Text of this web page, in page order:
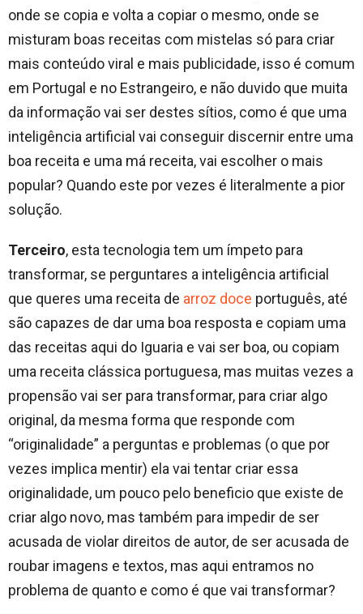
onde se copia e volta a copiar o mesmo, onde se
misturam boas receitas com mistelas só para criar
mais conteúdo viral e mais publicidade, isso é comum
em Portugal e no Estrangeiro, e não duvido que muita
da informação vai ser destes sítios, como é que uma
inteligência artificial vai conseguir discernir entre uma
boa receita e uma má receita, vai escolher o mais
popular? Quando este por vezes é literalmente a pior
solução.
Terceiro, esta tecnologia tem um ímpeto para
transformar, se perguntares a inteligência artificial
que queres uma receita de arroz doce português, até
são capazes de dar uma boa resposta e copiam uma
das receitas aqui do Iguaria e vai ser boa, ou copiam
uma receita clássica portuguesa, mas muitas vezes a
propensão vai ser para transformar, para criar algo
original, da mesma forma que responde com
“originalidade” a perguntas e problemas (o que por
vezes implica mentir) ela vai tentar criar essa
originalidade, um pouco pelo beneficio que existe de
criar algo novo, mas também para impedir de ser
acusada de violar direitos de autor, de ser acusada de
roubar imagens e textos, mas aqui entramos no
problema de quanto e como é que vai transformar?